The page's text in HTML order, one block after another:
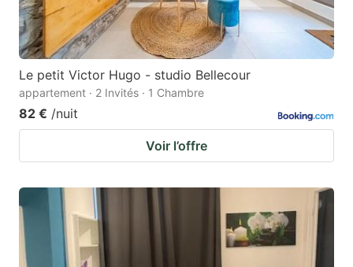
Le petit Victor Hugo - studio Bellecour
appartement · 2 Invités · 1 Chambre
82 € /nuit
Voir l’offre